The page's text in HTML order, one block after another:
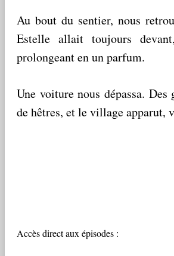
Au bout du sentier, nous
Estelle allait toujours
prolongeant en un parfum.
Une voiture nous dépassa.
de hêtres, et le village apparut,
Accès direct aux épisodes :